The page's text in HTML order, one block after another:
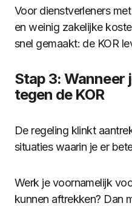
Voor dienstverleners
en weinig zakelijke
snel gemaakt: de KOR
Stap 3: Wanneer
tegen de KOR
De regeling klinkt
situaties waarin je er
Werk je voornamelijk
kunnen aftrekken? Dan